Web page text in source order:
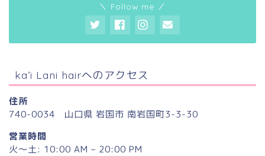
＼ Follow me ／
ka’i Lani hairへのアクセス
住所
740-0034 山口県 岩国市 南岩国町3-3-30
営業時間
火〜土: 10:00 AM – 20:00 PM